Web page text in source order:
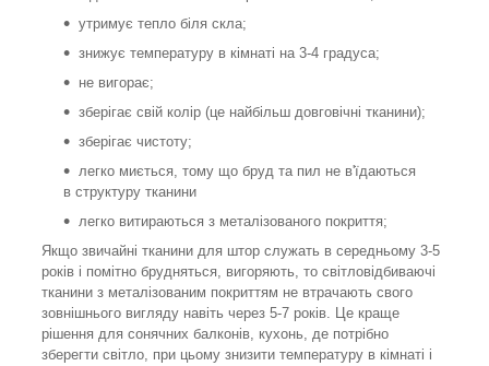
утримує тепло біля скла;
знижує температуру в кімнаті на 3-4 градуса;
не вигорає;
зберігає свій колір (це найбільш довговічні тканини);
зберігає чистоту;
легко миється, тому що бруд та пил не в'їдаються
в структуру тканини
легко витираються з металізованого покриття;
Якщо звичайні тканини для штор служать в середньому 3-5
років і помітно брудняться, вигоряють, то світловідбиваючі
тканини з металізованим покриттям не втрачають свого
зовнішнього вигляду навіть через 5-7 років. Це краще
рішення для сонячних балконів, кухонь, де потрібно
зберегти світло, при цьому знизити температуру в кімнаті і